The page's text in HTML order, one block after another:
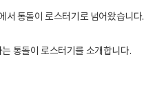
서 통돌이 로스터기로 넘어왔습니다.
통돌이 로스터기를 소개합니다.